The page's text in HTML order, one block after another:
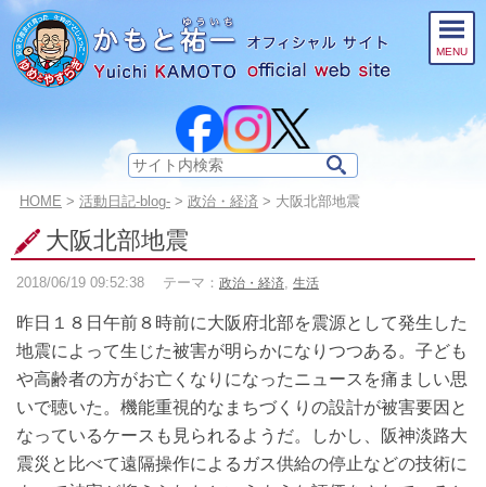
このページの本文へ
サ
ト
内
検
索:
MENU
こ
ペ
ー
ジ
位
置:
HOME > 活動日記-blog- > 政治・経済 > 大阪北部地震
大阪北部地震
2018/06/19 09:52:38 テーマ： 政治・経済 生活
昨日１８日午前８時前に大阪府北部を震源として発生した
地震によって生じた被害が明らかになりつつある。子ども
や高齢者の方がお亡くなりになったニュースを痛ましい思
いで聴いた。機能重視的なまちづくりの設計が被害要因と
なっているケースも見られるようだ。しかし、阪神淡路大
震災と比べて遠隔操作によるガス供給の停止などの技術に